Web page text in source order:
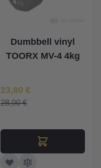
Dumbbell vinyl
TOORX MV-4 4kg
Īpaša Cena
23,80 €
28,00 €